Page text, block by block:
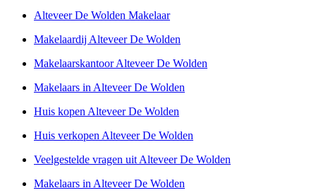
Alteveer De Wolden Makelaar
Makelaardij Alteveer De Wolden
Makelaarskantoor Alteveer De Wolden
Makelaars in Alteveer De Wolden
Huis kopen Alteveer De Wolden
Huis verkopen Alteveer De Wolden
Veelgestelde vragen uit Alteveer De Wolden
Makelaars in Alteveer De Wolden